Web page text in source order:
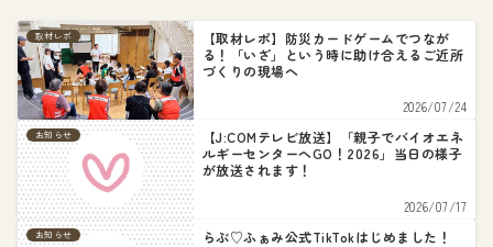
取材レポ
【取材レポ】防災カードゲームでつなが
る！「いざ」という時に助け合えるご近所
づくりの現場へ
2026/07/24
お知らせ
【J:COMテレビ放送】「親子でバイオエネ
ルギーセンターへGO！2026」当日の様子
が放送されます！
2026/07/17
お知らせ らぶ♡ふぁみ公式TikTokはじめました！